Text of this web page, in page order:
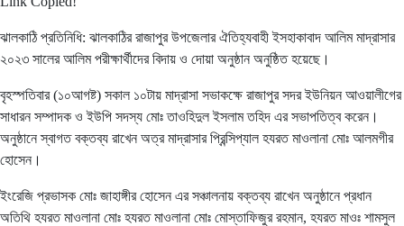
ঝালকাঠি প্রতিনিধি: ঝালকাঠির রাজাপুর উপজেলার ঐতিহ্যবাহী ইসহাকাবাদ আলিম মাদ্রাসার
২০২৩ সালের আলিম পরীক্ষার্থীদের বিদায় ও দোয়া অনুষ্ঠান অনুষ্ঠিত হয়েছে।
বৃহস্পতিবার (১০আগষ্ট) সকাল ১০টায় মাদ্রাসা সভাকক্ষে রাজাপুর সদর ইউনিয়ন আওয়ালীগের
সাধারন সম্পাদক ও ইউপি সদস্য মোঃ তাওহিদুল ইসলাম তহিদ এর সভাপতিত্ব করেন।
অনুষ্ঠানে স্বাগত বক্তব্য রাখেন অত্র মাদ্রাসার প্রিন্সিপ্যাল হযরত মাওলানা মোঃ আলমগীর
হোসেন।
ইংরেজি প্রভাসক মোঃ জাহাঙ্গীর হোসেন এর সঞ্চালনায় বক্তব্য রাখেন অনুষ্ঠানে প্রধান
অতিথি হযরত মাওলানা মোঃ হযরত মাওলানা মোঃ মোস্তাফিজুর রহমান, হযরত মাওঃ শামসুল